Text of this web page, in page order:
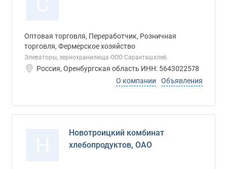
Оптовая торговля, Переработчик, Розничная
торговля, Фермерское хозяйство
Элеваторы, зернохранилища ООО Саракташхлеб.
Россия, Оренбургская область ИНН: 5643022578
О компании
Объявления
Новотроицкий комбинат
хлебопродуктов, ОАО